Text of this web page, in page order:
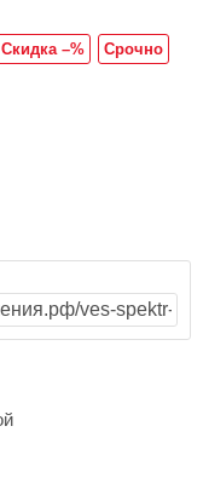
Скидка –%
Срочно